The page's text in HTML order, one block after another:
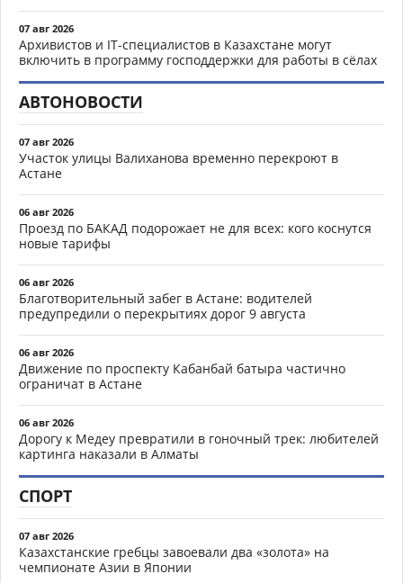
07 авг 2026
Архивистов и IT-специалистов в Казахстане могут
включить в программу господдержки для работы в сёлах
АВТОНОВОСТИ
07 авг 2026
Участок улицы Валиханова временно перекроют в
Астане
06 авг 2026
Проезд по БАКАД подорожает не для всех: кого коснутся
новые тарифы
06 авг 2026
Благотворительный забег в Астане: водителей
предупредили о перекрытиях дорог 9 августа
06 авг 2026
Движение по проспекту Кабанбай батыра частично
ограничат в Астане
06 авг 2026
Дорогу к Медеу превратили в гоночный трек: любителей
картинга наказали в Алматы
СПОРТ
07 авг 2026
Казахстанские гребцы завоевали два «золота» на
чемпионате Азии в Японии